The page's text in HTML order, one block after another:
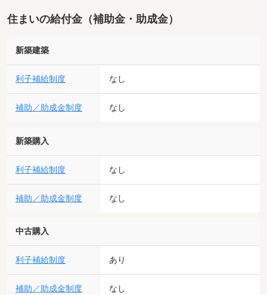
住まいの給付金（補助金・助成金）
新築建築
利子補給制度 なし
補助／助成金制度 なし
新築購入
利子補給制度 なし
補助／助成金制度 なし
中古購入
利子補給制度 あり
補助／助成金制度 なし